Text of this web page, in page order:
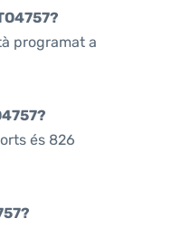
programat a
és 826